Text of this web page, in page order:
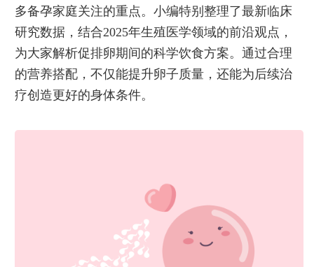
多备孕家庭关注的重点。小编特别整理了最新临床
研究数据，结合2025年生殖医学领域的前沿观点，
为大家解析促排卵期间的科学饮食方案。通过合理
的营养搭配，不仅能提升卵子质量，还能为后续治
疗创造更好的身体条件。